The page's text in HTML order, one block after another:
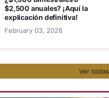
$2,500 anuales? ¡Aquí la
explicación definitiva!
February 03, 2026
Ver todas